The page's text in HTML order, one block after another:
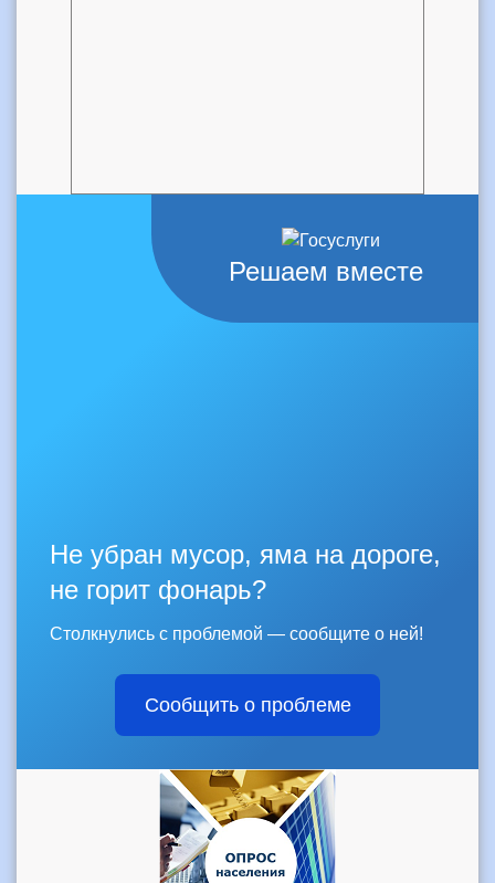
Решаем вместе
Не убран мусор, яма на дороге,
не горит фонарь?
Столкнулись с проблемой — сообщите о ней!
Сообщить о проблеме